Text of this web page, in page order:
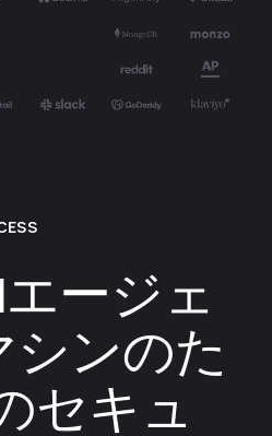
ージェ
シンのた
セキュ